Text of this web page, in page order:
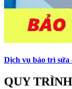
Dịch vụ bảo trì sửa
QUY